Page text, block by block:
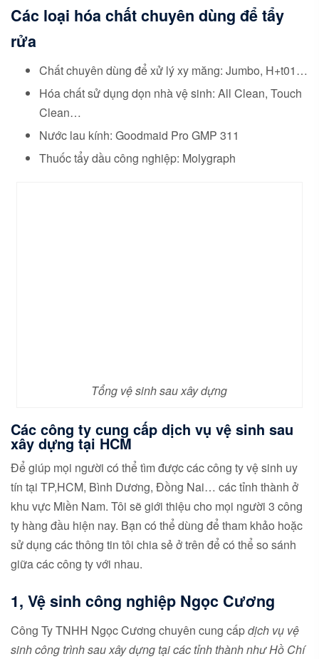
Các loại hóa chất chuyên dùng để tẩy
rửa
Chất chuyên dùng để xử lý xy măng: Jumbo, H+t01…
Hóa chất sử dụng dọn nhà vệ sinh: All Clean, Touch
Clean…
Nước lau kính: Goodmaid Pro GMP 311
Thuốc tẩy dầu công nghiệp: Molygraph
Tổng vệ sinh sau xây dựng
Các công ty cung cấp dịch vụ vệ sinh sau
xây dựng tại HCM
Để giúp mọi người có thể tìm được các công ty vệ sinh uy
tín tại TP,HCM, Bình Dương, Đồng Nai… các tỉnh thành ở
khu vực Miền Nam. Tôi sẽ giới thiệu cho mọi người 3 công
ty hàng đầu hiện nay. Bạn có thể dùng để tham khảo hoặc
sử dụng các thông tin tôi chia sẻ ở trên để có thể so sánh
giữa các công ty với nhau.
1, Vệ sinh công nghiệp Ngọc Cương
Công Ty TNHH Ngọc Cương chuyên cung cấpdịch vụ vệ
sinh công trình sau xây dựng tại các tỉnh thành như Hồ Chí